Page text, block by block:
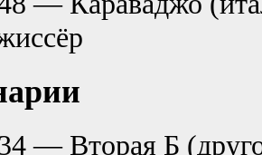
— Вторая Б